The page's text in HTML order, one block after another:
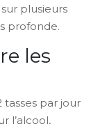
plusieurs
profonde.
les
tasses par jour
l’alcool,